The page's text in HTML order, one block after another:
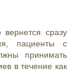
вернется сразу
пациенты с
принимать
в течение как